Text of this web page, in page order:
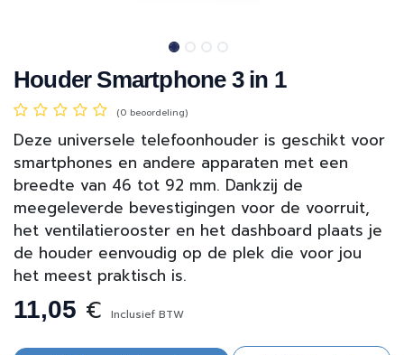
Houder Smartphone 3 in 1
(0 beoordeling)
Deze universele telefoonhouder is geschikt voor
smartphones en andere apparaten met een
breedte van 46 tot 92 mm. Dankzij de
meegeleverde bevestigingen voor de voorruit,
het ventilatierooster en het dashboard plaats je
de houder eenvoudig op de plek die voor jou
het meest praktisch is.
11,05 € Inclusief BTW